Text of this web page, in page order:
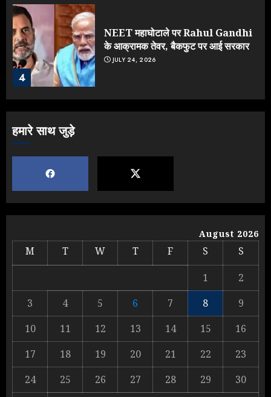
4
NEET महाघोटाले पर Rahul Gandhi
के आक्रामक तेवर, बैकफुट पर आई सरकार
JULY 24, 2026
1
Yogi vs Modi: छिड़ गई आर-पार की
लड़ाई, यूपी चुनाव में भाजपा उठाएगी भारी
नुकसान
2
Yogi Government ने विज्ञापनों पर
उड़ाए करोड़ों, टूट गया मोदी का रिकॉर्ड !
हमारे साथ जुड़े
August 2026
M T W T F S
S
1
2
3
4 5 6 7 8
9
10
11 12 13 14 15
16
17
18 19 20 21 22
23
24
25 26 27 28 29
30